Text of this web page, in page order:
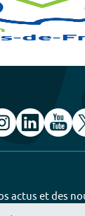
actus et des